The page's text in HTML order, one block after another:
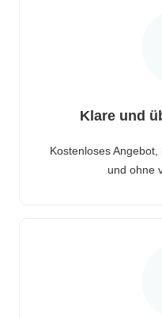
Klare und
Kostenloses
und ohne